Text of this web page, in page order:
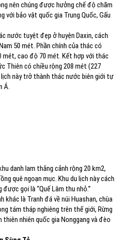
nên chúng được hưởng chế độ chăm
bảo vật quốc gia Trung Quốc, Gấu
nước tuyệt đẹp ở huyện Daxin, cách
50 mét. Phần chính của thác có
mét, cao độ 70 mét. Kết hợp với thác
Thiên có chiều rộng 208 mét (227
này trở thành thác nước biên giới tự
Á.
danh lam thắng cảnh rộng 20 km2,
quê ngoạn mục. Khu du lịch này cách
gọi là “Quế Lâm thu nhỏ.”
khác là Tranh đá về núi Huashan, chùa
tám tháp nghiêng trên thế giới, Rừng
nhiên quốc gia Nonggang và đèo